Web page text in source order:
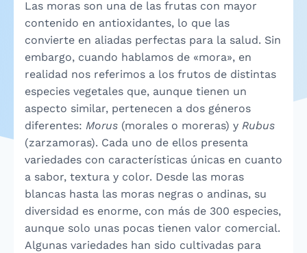
Las moras son una de las frutas con mayor
contenido en antioxidantes, lo que las
convierte en aliadas perfectas para la salud. Sin
embargo, cuando hablamos de «mora», en
realidad nos referimos a los frutos de distintas
especies vegetales que, aunque tienen un
aspecto similar, pertenecen a dos géneros
diferentes: Morus (morales o moreras) y Rubus
(zarzamoras). Cada uno de ellos presenta
variedades con características únicas en cuanto
a sabor, textura y color. Desde las moras
blancas hasta las moras negras o andinas, su
diversidad es enorme, con más de 300 especies,
aunque solo unas pocas tienen valor comercial.
Algunas variedades han sido cultivadas para